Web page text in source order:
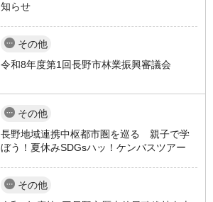
知らせ
その他
令和8年度第1回長野市林業振興審議会
その他
長野地域連携中枢都市圏を巡る 親子で学
ぼう！夏休みSDGsハッ！ケンバスツアー
その他